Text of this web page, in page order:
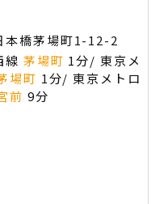
本橋茅場町1-12-2
線 茅場町 1分/ 東京メ
場町 1分/ 東京メトロ
前 9分